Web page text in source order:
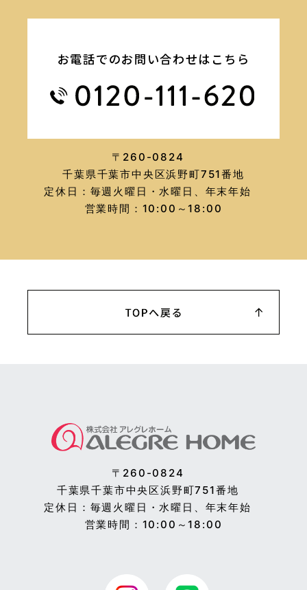
お電話でのお問い合わせはこちら
〒260-0824
千葉県千葉市中央区浜野町751番地
定休日：毎週火曜日・水曜日、年末年始
営業時間：10:00～18:00
〒260-0824
千葉県千葉市中央区浜野町751番地
定休日：毎週火曜日・水曜日、年末年始
営業時間：10:00～18:00